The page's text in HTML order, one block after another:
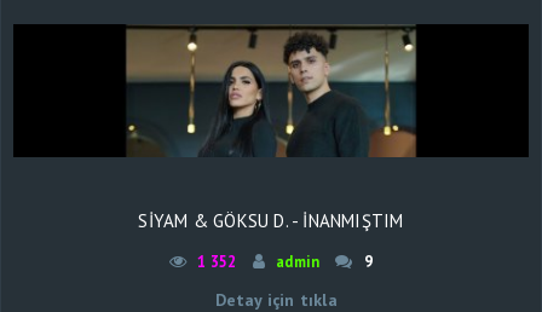
SİYAM & GÖKSU D. - İNANMIŞTIM
1 352 admin 9
Detay için tıkla